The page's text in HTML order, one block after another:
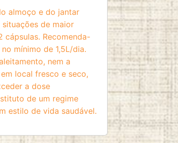
almoço e do jantar
de maior
cápsulas. Recomenda-
mínimo de 1,5L/dia.
nem a
local fresco e seco,
a dose
de um regime
estilo de vida saudável.